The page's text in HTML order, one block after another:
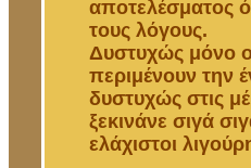
αποτελέσματος
τους λόγους.
Δυστυχώς μόνο
περιμένουν την
δυστυχώς στις
ξεκινάνε σιγά
ελάχιστοι